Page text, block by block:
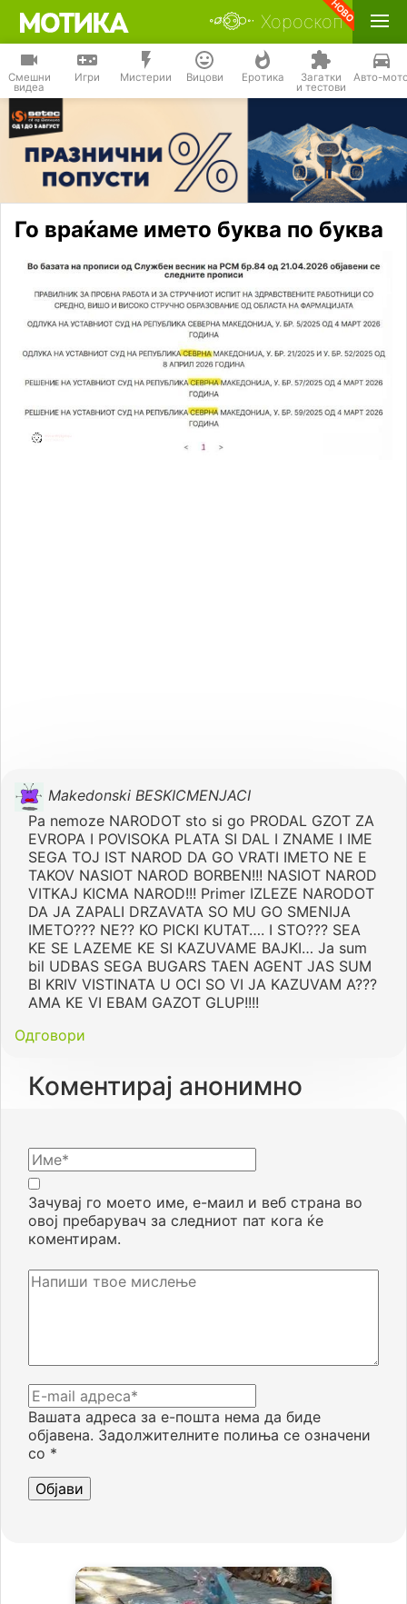
Хороскоп
Смешни
видеа
Игри Мистерии Вицови Еротика Загатки
и тестови
Авто-
Го враќаме името буква по буква
Makedonski BESKICMENJACI
Pa nemoze NARODOT sto si go PRODAL GZOT ZA
EVROPA I POVISOKA PLATA SI DAL I ZNAME I IME
SEGA TOJ IST NAROD DA GO VRATI IMETO NE E
TAKOV NASIOT NAROD BORBEN!!! NASIOT NAROD
VITKAJ KICMA NAROD!!! Primer IZLEZE NARODOT
DA JA ZAPALI DRZAVATA SO MU GO SMENIJA
IMETO??? NE?? KO PICKI KUTAT…. I STO??? SEA
KE SE LAZEME KE SI KAZUVAME BAJKI… Ja sum
bil UDBAS SEGA BUGARS TAEN AGENT JAS SUM
BI KRIV VISTINATA U OCI SO VI JA KAZUVAM A???
AMA KE VI EBAM GAZOT GLUP!!!!
Одговори
Коментирај анонимно
Вашата адреса за е-пошта нема да биде
објавена. Задолжителните полиња се означени
со *
Зачувај го моето име, е-маил и веб страна во
овој пребарувач за следниот пат кога ќе
коментирам.